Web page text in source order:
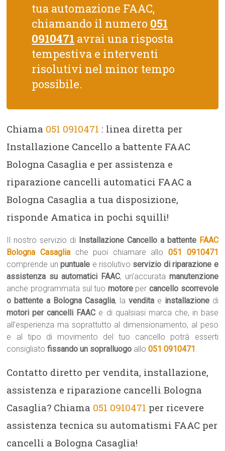
tua automazione FAAC,
chiamando il numero 051
0910471 avrai una risposta
tempestiva e interventi
risolutivi nel minor tempo
possibile.
Chiama 051 0910471 : linea diretta per
Installazione Cancello a battente FAAC
Bologna Casaglia e per assistenza e
riparazione cancelli automatici FAAC a
Bologna Casaglia a tua disposizione,
risponde Amatica in pochi squilli!
Il nostro servizio di Installazione Cancello a battente FAAC
Bologna Casaglia che puoi chiamare allo 051 0910471
comprende unpuntuale e risolutivo servizio di riparazione e
assistenza su automatici FAAC, un’accurata manutenzione
anche programmata sul tuo motoreper cancello scorrevole
o battente a Bologna Casaglia, la venditae installazionedi
motori per cancelli FAAC e di qualsiasi marca che, in base
all’esperienza ma soprattutto al dimensionamento, al peso
e al tipo di movimento del tuo cancello potrà esserti
consigliatofissando un sopralluogo allo051 0910471.
Contatto diretto per vendita, installazione,
assistenza e riparazione cancelli Bologna
Casaglia? Chiama 051 0910471 per ricevere
assistenza tecnica su automatismi FAAC per
cancelli a Bologna Casaglia!